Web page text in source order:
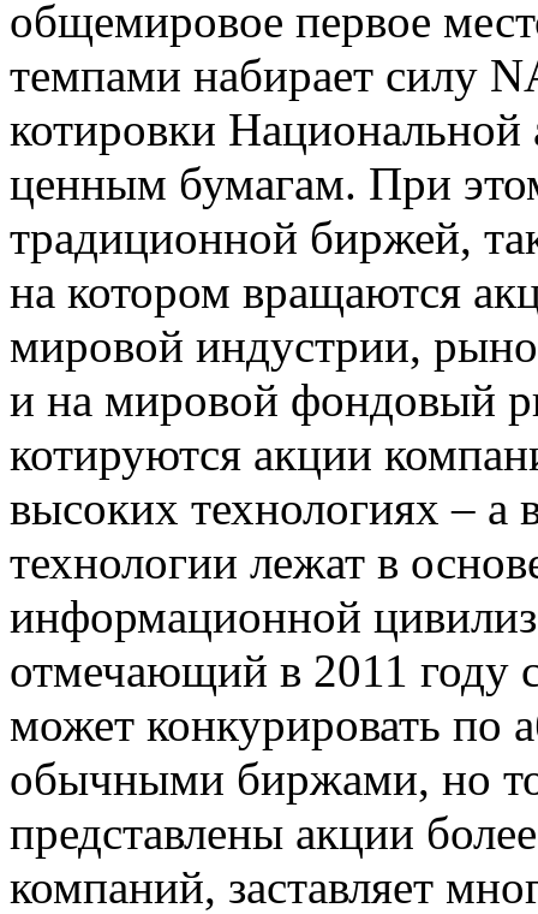
общемировое первое
темпами набирает силу
котировки Национальной
ценным бумагам. При
традиционной биржей,
на котором вращаются
мировой индустрии,
и на мировой фондовый
котируются акции
высоких технологиях – а
технологии лежат в
информационной
отмечающий в 2011 году
может конкурировать по
обычными биржами, но
представлены акции
компаний, заставляет